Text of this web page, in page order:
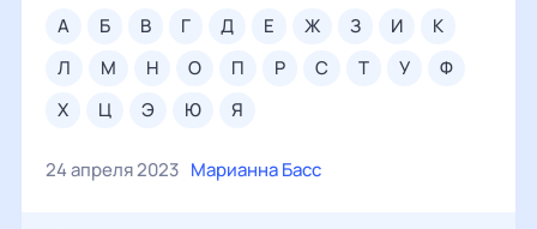
а б в г д е ж з и
к
л
м н о п р с т у
ф
х
ц э ю я
24 апреля 2023 Марианна Басс